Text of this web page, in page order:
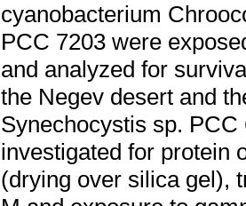
cyanobacterium
PCC 7203 were
and analyzed for
the Negev desert and
Synechocystis sp.
investigated for protein
(drying over silica gel),